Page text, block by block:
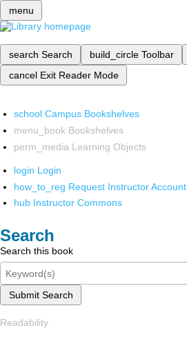
menu
search Search build_circle Toolbar
cancel Exit Reader Mode
school Campus Bookshelves
menu_book Bookshelves
perm_media Learning Objects
login Login
how_to_reg Request Instructor Account
hub Instructor Commons
Search
Search this book
Submit Search
Readability